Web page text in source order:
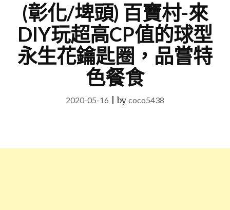
(彰化/埤頭) 百寶村-來
DIY玩超高CP值的球型
永生花鑰匙圈，品嘗特
色餐食
2020-05-16 |by coco5438